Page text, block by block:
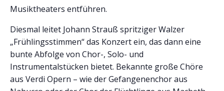
Musiktheaters entführen.
Diesmal leitet Johann Strauß spritziger Walzer
„Frühlingsstimmen“ das Konzert ein, das dann eine
bunte Abfolge von Chor-, Solo- und
Instrumentalstücken bietet. Bekannte große Chöre
aus Verdi Opern – wie der Gefangenenchor aus